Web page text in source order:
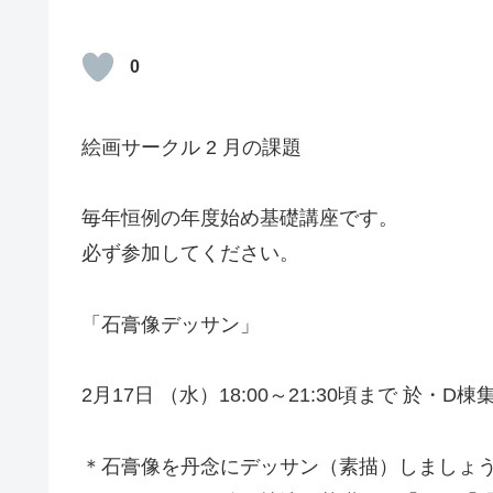
0
絵画サークル 2 月の課題
毎年恒例の年度始め基礎講座です。
必ず参加してください。
「石膏像デッサン」
2月17日 （水）18:00～21:30頃まで 於・D棟
＊石膏像を丹念にデッサン（素描）しましょう